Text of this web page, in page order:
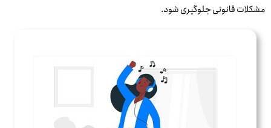
مشکلات قانونی جلوگیری شود.